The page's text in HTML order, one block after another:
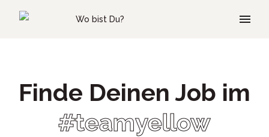
Wo bist Du?
Finde Deinen Job im
#teamyellow